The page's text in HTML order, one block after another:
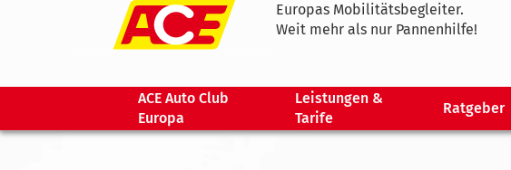
Europas Mobilitätsbegleiter.
Weit mehr als nur Pannenhilfe!
ACE Auto Club
Europa
Leistungen &
Tarife
Ratgeber